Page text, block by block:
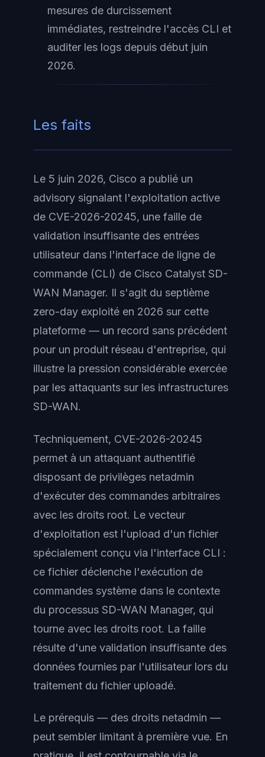
mesures de durcissement
immédiates, restreindre l'accès CLI et
auditer les logs depuis début juin
2026.
Les faits
Le 5 juin 2026, Cisco a publié un
advisory signalant l'exploitation active
de CVE-2026-20245, une faille de
validation insuffisante des entrées
utilisateur dans l'interface de ligne de
commande (CLI) de Cisco Catalyst SD-
WAN Manager. Il s'agit du septième
zero-day exploité en 2026 sur cette
plateforme — un record sans précédent
pour un produit réseau d'entreprise, qui
illustre la pression considérable exercée
par les attaquants sur les infrastructures
SD-WAN.
Techniquement, CVE-2026-20245
permet à un attaquant authentifié
disposant de privilèges netadmin
d'exécuter des commandes arbitraires
avec les droits root. Le vecteur
d'exploitation est l'upload d'un fichier
spécialement conçu via l'interface CLI :
ce fichier déclenche l'exécution de
commandes système dans le contexte
du processus SD-WAN Manager, qui
tourne avec les droits root. La faille
résulte d'une validation insuffisante des
données fournies par l'utilisateur lors du
traitement du fichier uploadé.
Le prérequis — des droits netadmin —
peut sembler limitant à première vue. En